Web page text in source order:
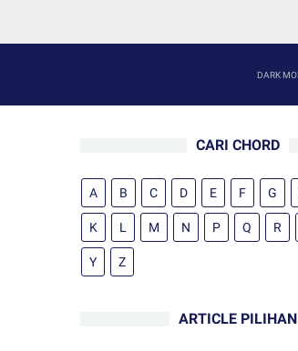
CARI CHORD
A B C D E F G
K L M N P Q R
Y Z
ARTICLE PILIHAN